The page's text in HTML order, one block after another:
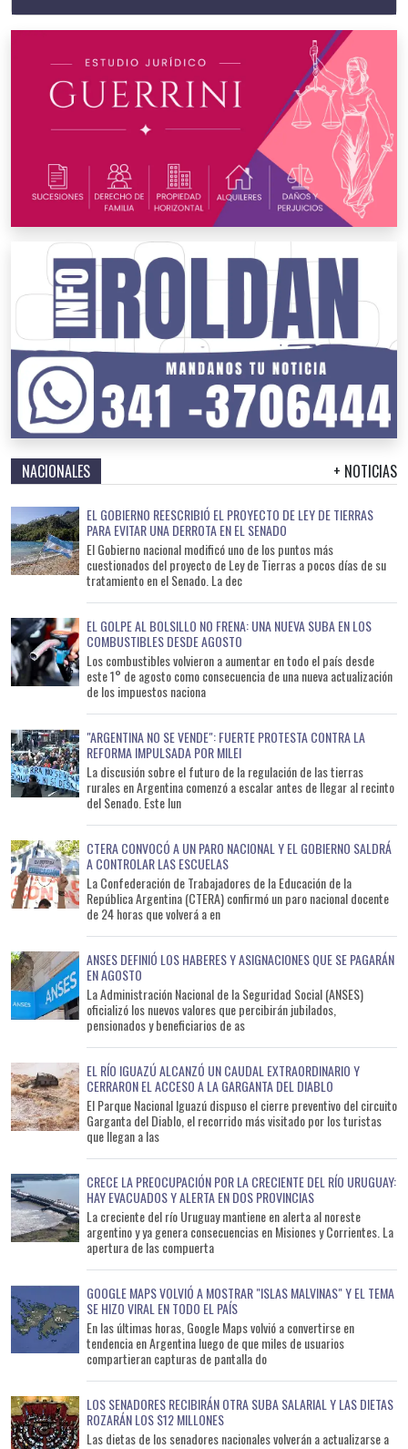
NACIONALES + NOTICIAS
EL GOBIERNO REESCRIBIÓ EL PROYECTO DE LEY DE TIERRAS
PARA EVITAR UNA DERROTA EN EL SENADO
El Gobierno nacional modificó uno de los puntos más
cuestionados del proyecto de Ley de Tierras a pocos días de su
tratamiento en el Senado. La dec
EL GOLPE AL BOLSILLO NO FRENA: UNA NUEVA SUBA EN LOS
COMBUSTIBLES DESDE AGOSTO
Los combustibles volvieron a aumentar en todo el país desde
este 1° de agosto como consecuencia de una nueva actualización
de los impuestos naciona
"ARGENTINA NO SE VENDE": FUERTE PROTESTA CONTRA LA
REFORMA IMPULSADA POR MILEI
La discusión sobre el futuro de la regulación de las tierras
rurales en Argentina comenzó a escalar antes de llegar al recinto
del Senado. Este lun
CTERA CONVOCÓ A UN PARO NACIONAL Y EL GOBIERNO SALDRÁ
A CONTROLAR LAS ESCUELAS
La Confederación de Trabajadores de la Educación de la
República Argentina (CTERA) confirmó un paro nacional docente
de 24 horas que volverá a en
ANSES DEFINIÓ LOS HABERES Y ASIGNACIONES QUE SE PAGARÁN
EN AGOSTO
La Administración Nacional de la Seguridad Social (ANSES)
oficializó los nuevos valores que percibirán jubilados,
pensionados y beneficiarios de as
EL RÍO IGUAZÚ ALCANZÓ UN CAUDAL EXTRAORDINARIO Y
CERRARON EL ACCESO A LA GARGANTA DEL DIABLO
El Parque Nacional Iguazú dispuso el cierre preventivo del circuito
Garganta del Diablo, el recorrido más visitado por los turistas
que llegan a las
CRECE LA PREOCUPACIÓN POR LA CRECIENTE DEL RÍO URUGUAY:
HAY EVACUADOS Y ALERTA EN DOS PROVINCIAS
La creciente del río Uruguay mantiene en alerta al noreste
argentino y ya genera consecuencias en Misiones y Corrientes. La
apertura de las compuerta
GOOGLE MAPS VOLVIÓ A MOSTRAR "ISLAS MALVINAS" Y EL TEMA
SE HIZO VIRAL EN TODO EL PAÍS
En las últimas horas, Google Maps volvió a convertirse en
tendencia en Argentina luego de que miles de usuarios
compartieran capturas de pantalla do
LOS SENADORES RECIBIRÁN OTRA SUBA SALARIAL Y LAS DIETAS
ROZARÁN LOS $12 MILLONES
Las dietas de los senadores nacionales volverán a actualizarse a